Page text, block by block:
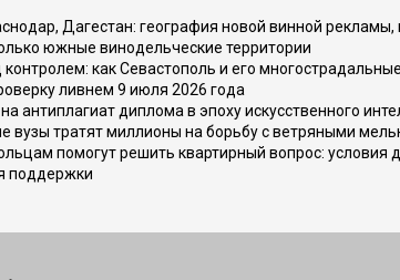
Дагестан: география новой винной рекламы,
южные винодельческие территории
контролем: как Севастополь и его
ливнем 9 июля 2026 года
антиплагиат диплома в эпоху искусственного
вузы тратят миллионы на борьбу с ветряными
помогут решить квартирный вопрос: условия
поддержки